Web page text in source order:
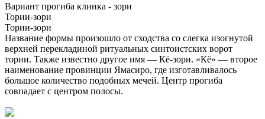
Вариант прогиба клинка - зори
Тории-зори
Тории-зори
Название формы произошло от сходства со слегка изогнутой
верхней перекладиной ритуальных синтоистских ворот
тории. Также известно другое имя — Кё-зори. «Кё» — второе
наименование провинции Ямасиро, где изготавливалось
большое количество подобных мечей. Центр прогиба
совпадает с центром полосы.